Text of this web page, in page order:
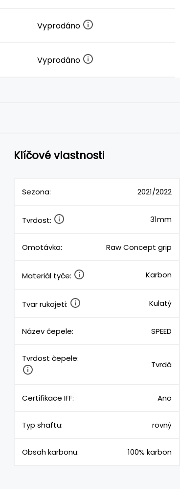
Vyprodáno
Vyprodáno
Klíčové vlastnosti
Sezona: 2021/2022
Tvrdost: 31mm
Omotávka: Raw Concept grip
Materiál tyče: Karbon
Tvar rukojeti: Kulatý
Název čepele: SPEED
Tvrdost čepele:
Tvrdá
Certifikace IFF: Ano
Typ shaftu: rovný
Obsah karbonu: 100% karbon